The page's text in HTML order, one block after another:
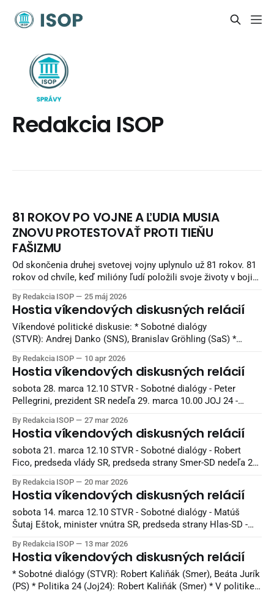
Redakcia ISOP
81 ROKOV PO VOJNE A ĽUDIA MUSIA
ZNOVU PROTESTOVAŤ PROTI TIEŇU
FAŠIZMU
Od skončenia druhej svetovej vojny uplynulo už 81 rokov. 81
rokov od chvíle, keď milióny ľudí položili svoje životy v boji
Naši starí otcovia bojovali v horách, partizáni umierali za
slobodu, mestá boli vypaľované a celé rodiny ničila vojna.
Európa bola zaplnená krvou
By Redakcia ISOP 25 máj 2026
Hostia víkendových diskusných relácií
Víkendové politické diskusie: * Sobotné dialógy
(STVR): Andrej Danko (SNS), Branislav Gröhling (SaS) *
(TA3): Rudolf Huliak (Strana vidieka), Tamara Stohlová (PS) *
O 5 minút 12 (STVR): Judita Laššáková (Smer), Beáta Jurík
(PS), Juraj Krúpa (SaS), Milan Uhrík (Republika) * Na telo (Tv
Markíza): Andrej
By Redakcia ISOP 10 apr 2026
Hostia víkendových diskusných relácií
sobota 28. marca 12.10 STVR - Sobotné dialógy - Peter
Pellegrini, prezident SR nedeľa 29. marca 10.00 JOJ 24 -
Slovensko 11.00 TA3 - V politike - Tomáš Taraba,
podpredseda vlády a minister životného prostredia SR,
nominant Slovenskej národnej strany - Branislav Gröhling,
poslanec
By Redakcia ISOP 27 mar 2026
Hostia víkendových diskusných relácií
sobota 21. marca 12.10 STVR - Sobotné dialógy - Robert
Fico, predseda vlády SR, predseda strany Smer-SD nedeľa 22.
minister financií SR, Smer-SD 11.00 TA3 - V politike - Matúš
Šutaj Eštok, minister vnútra SR, predseda strany Hlas-SD -
Viliam Karas,
By Redakcia ISOP 20 mar 2026
Hostia víkendových diskusných relácií
sobota 14. marca 12.10 STVR - Sobotné dialógy - Matúš
Šutaj Eštok, minister vnútra SR, predseda strany Hlas-SD -
Prešovského samosprávneho kraja a predseda
Kresťanskodemokratického hnutia nedeľa 15. marca 10.00
JOJ 24 - Politika 24 - Tomáš Taraba, minister životného
prostredia SR 11.00 TA3
By Redakcia ISOP 13 mar 2026
Hostia víkendových diskusných relácií
* Sobotné dialógy (STVR): Robert Kaliňák (Smer), Beáta Jurík
(PS) * Politika 24 (Joj24): Robert Kaliňák (Smer) * V politike